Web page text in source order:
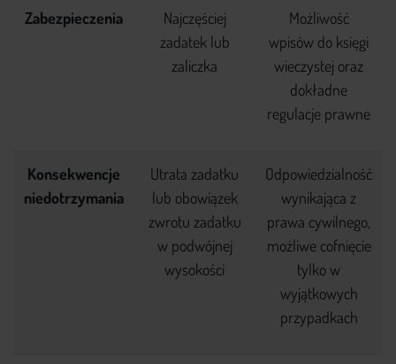
Zabezpieczenia
Najczęściej
zadatek lub
zaliczka
Możliwość
wpisów do księgi
wieczystej oraz
dokładne
regulacje prawne
Konsekwencje
niedotrzymania
Utrata zadatku
lub obowiązek
zwrotu zadatku
w podwójnej
wysokości
Odpowiedzialność
wynikająca z
prawa cywilnego,
możliwe cofnięcie
tylko w
wyjątkowych
przypadkach